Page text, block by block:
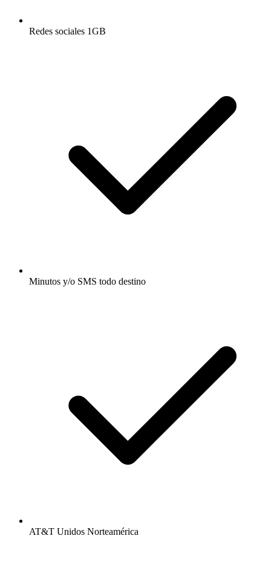
Redes sociales 1GB
Minutos y/o SMS todo destino
AT&T Unidos Norteamérica